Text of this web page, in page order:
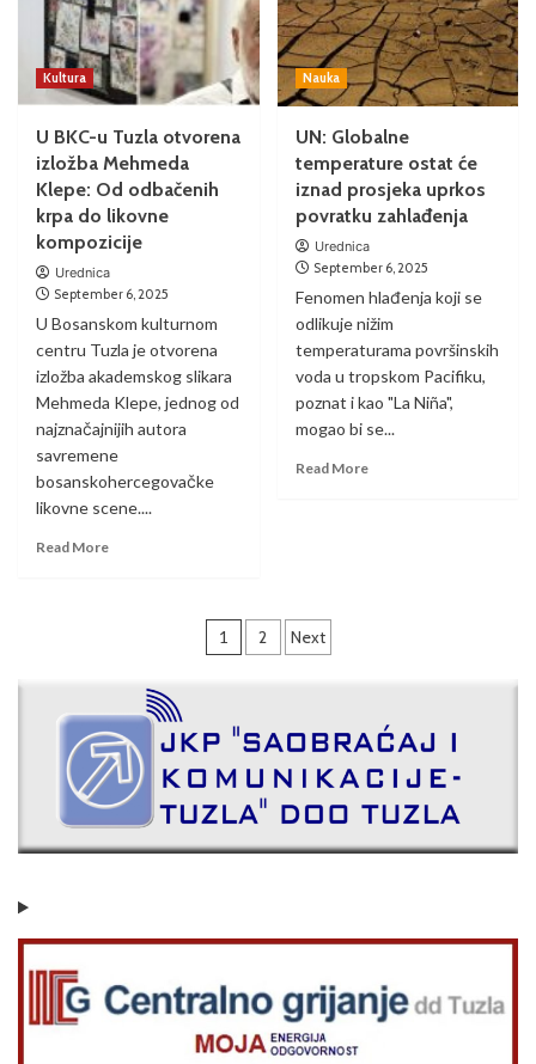
Kultura
U BKC-u Tuzla otvorena
izložba Mehmeda
Klepe: Od odbačenih
krpa do likovne
kompozicije
Urednica
September 6, 2025
U Bosanskom kulturnom
centru Tuzla je otvorena
izložba akademskog slikara
Mehmeda Klepe, jednog od
najznačajnijih autora
savremene
bosanskohercegovačke
likovne scene....
Read More
Nauka
UN: Globalne
temperature ostat će
iznad prosjeka uprkos
povratku zahlađenja
Urednica
September 6, 2025
Fenomen hlađenja koji se
odlikuje nižim
temperaturama površinskih
voda u tropskom Pacifiku,
poznat i kao "La Niña",
mogao bi se...
Read More
1 2 Next